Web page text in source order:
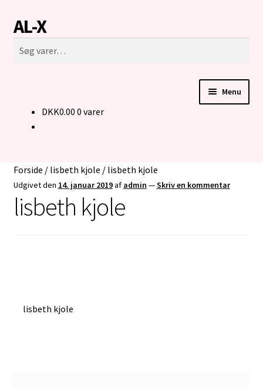
Spring
til
navigation
Spring
til
indhold
AL-X
efter:
Søg
Menu
BUKSER TIL MENNESKER I KØRESTOL
KONTAKT
DKK0.00 0 varer
Forside / lisbeth kjole / lisbeth kjole
Udgivet den 14. januar 2019af admin —Skriv en kommentar
lisbeth kjole
Indlægsnavigation
Forrige
lisbeth kjole